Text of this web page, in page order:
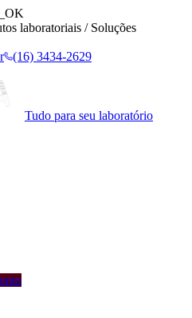
laboratoriais / Soluções
(16) 3434-2629
Tudo para seu laboratório